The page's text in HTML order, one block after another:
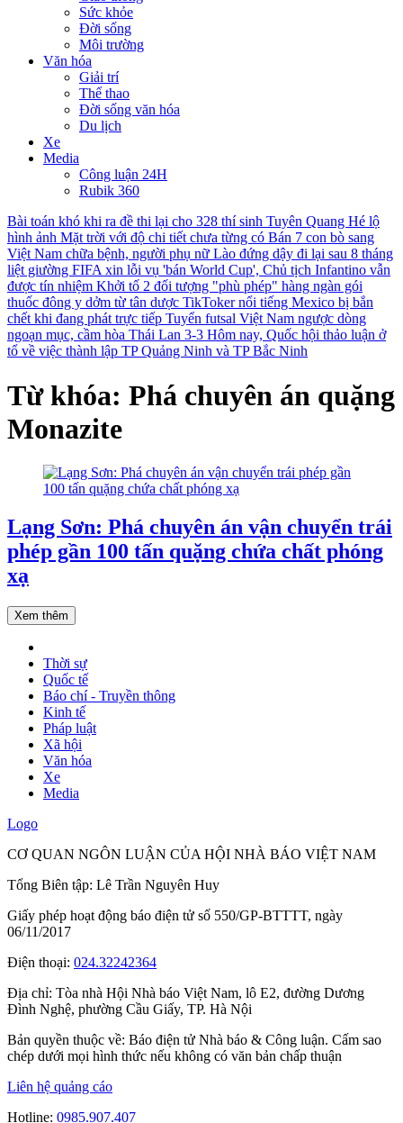
Sức khỏe
Đời sống
Môi trường
Văn hóa
Giải trí
Thể thao
Đời sống văn hóa
Du lịch
Xe
Media
Công luận 24H
Rubik 360
Bài toán khó khi ra đề thi lại cho 328 thí sinh Tuyên Quang Hé lộ
hình ảnh Mặt trời với độ chi tiết chưa từng có Bán 7 con bò sang
Việt Nam chữa bệnh, người phụ nữ Lào đứng dậy đi lại sau 8 tháng
liệt giường FIFA xin lỗi vụ 'bán World Cup', Chủ tịch Infantino vẫn
được tín nhiệm Khởi tố 2 đối tượng "phù phép" hàng ngàn gói
thuốc đông y dởm từ tân dược TikToker nổi tiếng Mexico bị bắn
chết khi đang phát trực tiếp Tuyển futsal Việt Nam ngược dòng
ngoạn mục, cầm hòa Thái Lan 3-3 Hôm nay, Quốc hội thảo luận ở
tổ về việc thành lập TP Quảng Ninh và TP Bắc Ninh
Từ khóa: Phá chuyên án quặng
Monazite
Lạng Sơn: Phá chuyên án vận chuyển trái
phép gần 100 tấn quặng chứa chất phóng
xạ
Xem thêm
Thời sự
Quốc tế
Báo chí - Truyền thông
Kinh tế
Pháp luật
Xã hội
Văn hóa
Xe
Media
Logo
CƠ QUAN NGÔN LUẬN CỦA HỘI NHÀ BÁO VIỆT NAM
Tổng Biên tập: Lê Trần Nguyên Huy
Giấy phép hoạt động báo điện tử số 550/GP-BTTTT, ngày
06/11/2017
Điện thoại: 024.32242364
Địa chỉ: Tòa nhà Hội Nhà báo Việt Nam, lô E2, đường Dương
Đình Nghệ, phường Cầu Giấy, TP. Hà Nội
Bản quyền thuộc về: Báo điện tử Nhà báo & Công luận. Cấm sao
chép dưới mọi hình thức nếu không có văn bản chấp thuận
Liên hệ quảng cáo
Hotline: 0985.907.407